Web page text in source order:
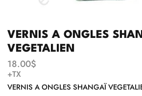
VERNIS A ONGLES
VEGETALIEN
18.00$
+TX
VERNIS A ONGLES SHANGAÏ